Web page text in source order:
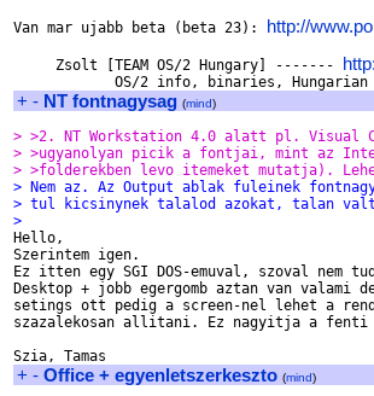
Van mar ujabb beta (beta 23): http://
     Zsolt [TEAM OS/2 Hungary] -------
+ - NT fontnagysag (mind)
> >2. NT Workstation 4.0 alatt pl. Visual
> >ugyanolyan picik a fontjai, mint az
> >folderekben levo itemeket mutatja).
> Nem az. Az Output ablak fuleinek
> tul kicsinynek talalod azokat, talan
>
Hello,
Szerintem igen.
Ez itten egy SGI DOS-emuval, szoval nem
Desktop + jobb egergomb aztan van valami
setings ott pedig a screen-nel lehet a
szazalekosan allitani. Ez nagyitja a fenti
+ - Office + egyenletszerkeszto (mind)